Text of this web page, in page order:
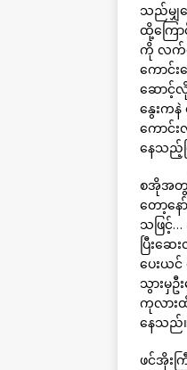
သည်မျှ
ထို့ကြေ
ကို လက်ခ
ကောင်း
ဆောင့်
နွေးကနဲ
ကောင်
နေသည့်ပ
စအိုအတွ
တော့န
သဖြင့်
ပြီးဆ
ပေးယ
သွားမှဦ
ကုလား
နေသည်
ဖင်အိုး